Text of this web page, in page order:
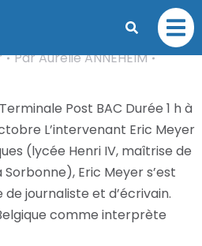
ParAurélie ANNEHEIM
Post BAC Durée 1 h à
L’intervenant Eric Meyer
(lycée Henri IV, maîtrise de
Eric Meyer s’est
journaliste et d’écrivain.
comme interprète